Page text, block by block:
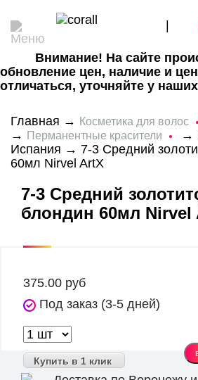
|
Внимание! На сайте
обновление цен, наличие и
отличаться, уточняйте у
Главная → Косметика для волос
→ Перманентные красители →
Испания → 7-3 Средний
60мл Nirvel ArtX
7-3 Средний
блондин 60мл Nirvel
375.00 руб
Под заказ (3-5 дней)
Купить в 1 клик